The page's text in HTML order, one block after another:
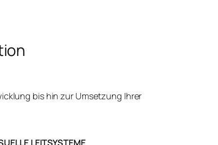
bis hin zur Umsetzung Ihrer
LEITSYSTEME